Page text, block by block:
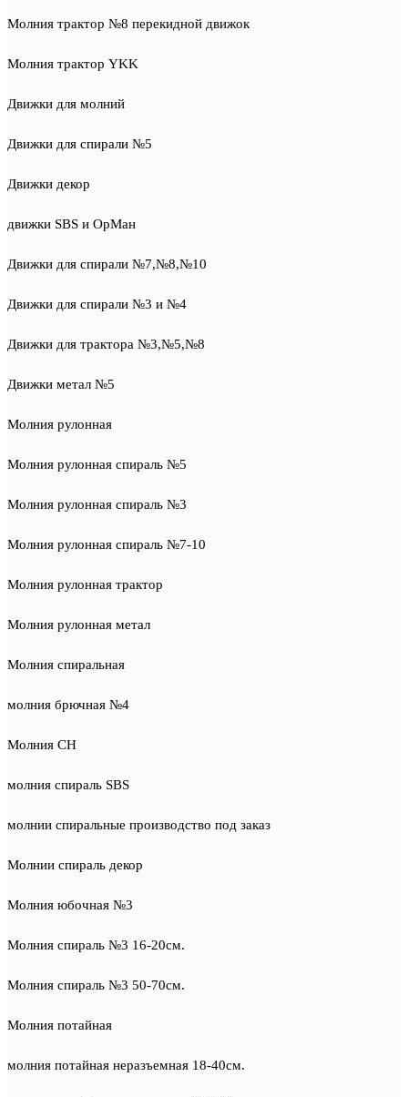
Молния трактор №8 перекидной движок
Молния трактор YKK
Движки для молний
Движки для спирали №5
Движки декор
движки SBS и ОрМан
Движки для спирали №7,№8,№10
Движки для спирали №3 и №4
Движки для трактора №3,№5,№8
Движки метал №5
Молния рулонная
Молния рулонная спираль №5
Молния рулонная спираль №3
Молния рулонная спираль №7-10
Молния рулонная трактор
Молния рулонная метал
Молния спиральная
молния брючная №4
Молния СН
молния спираль SBS
молнии спиральные производство под заказ
Молнии спираль декор
Молния юбочная №3
Молния спираль №3 16-20см.
Молния спираль №3 50-70см.
Молния потайная
молния потайная неразъемная 18-40см.